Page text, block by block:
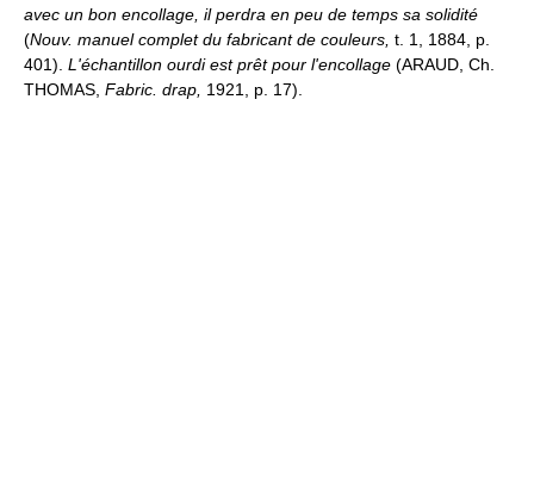
avec un bon encollage, il perdra en peu de temps sa solidité
(Nouv. manuel complet du fabricant de couleurs, t. 1, 1884, p.
401). L'échantillon ourdi est prêt pour l'encollage (ARAUD, Ch.
THOMAS, Fabric. drap, 1921, p. 17).